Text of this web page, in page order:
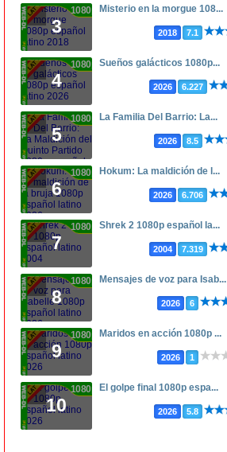
3
1080p Misterio en la morgue 108...
2018 7.1
4
1080p Sueños galácticos 1080p...
2026 6.227
5
1080p La Familia Del Barrio: La...
2026 8.5
6
1080p Hokum: La maldición de l...
2026 6.706
7
1080p Shrek 2 1080p español la...
2004 7.319
8
1080p Mensajes de voz para Isab...
2026 6
9
1080p Maridos en acción 1080p ...
2026 1
10
1080p El golpe final 1080p espa...
2026 5.8